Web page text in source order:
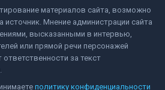
материалов сайта, возможно
источник. Мнение администрации сайта
высказанными в интервью,
или прямой речи персонажей
ответственности за текст
политику конфиденциальности